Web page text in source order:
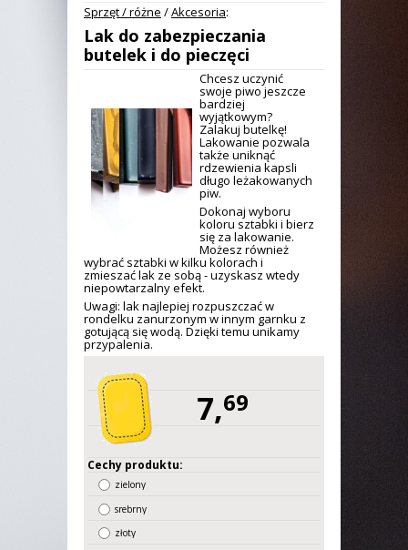
Sprzęt / różne /Akcesoria:
Lak do zabezpieczania
butelek i do pieczęci
Chcesz uczynić
swoje piwo jeszcze
bardziej
wyjątkowym?
Zalakuj butelkę!
Lakowanie pozwala
także uniknąć
rdzewienia kapsli
długo leżakowanych
piw.
Dokonaj wyboru
koloru sztabki i bierz
się za lakowanie.
Możesz również
wybrać sztabki w kilku kolorach i
zmieszać lak ze sobą - uzyskasz wtedy
niepowtarzalny efekt.
Uwagi: lak najlepiej rozpuszczać w
rondelku zanurzonym w innym garnku z
gotującą się wodą. Dzięki temu unikamy
przypalenia.
7,69
Cechy produktu:
zielony
srebrny
złoty